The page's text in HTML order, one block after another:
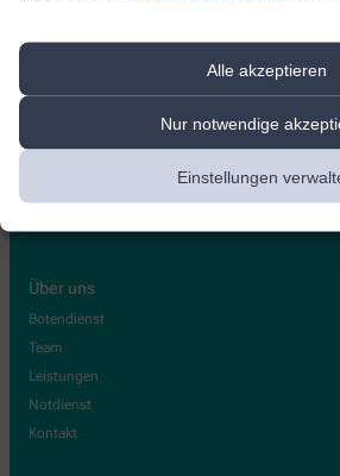
Alle akzeptieren
Nur notwendige
Einstellungen
Bad Bramstedt
info@landweg-apotheke.de
Über uns
Botendienst
Team
Leistungen
Notdienst
Kontakt